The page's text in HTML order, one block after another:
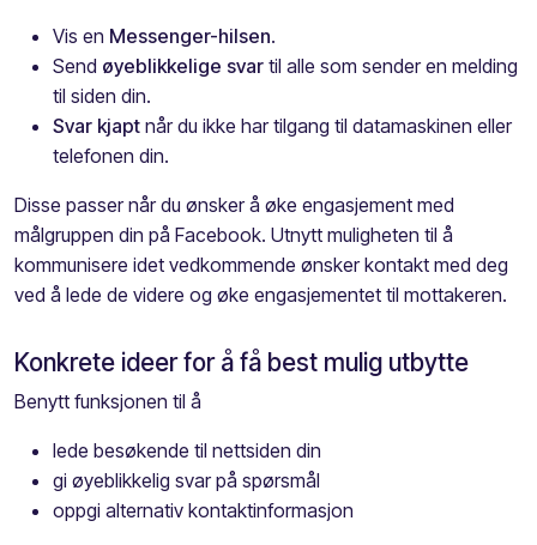
Vis en Messenger-hilsen.
Send øyeblikkelige svar til alle som sender en melding
til siden din.
Svar kjapt når du ikke har tilgang til datamaskinen eller
telefonen din.
Disse passer når du ønsker å øke engasjement med
målgruppen din på Facebook. Utnytt muligheten til å
kommunisere idet vedkommende ønsker kontakt med deg
ved å lede de videre og øke engasjementet til mottakeren.
Konkrete ideer for å få best mulig utbytte
Benytt funksjonen til å
lede besøkende til nettsiden din
gi øyeblikkelig svar på spørsmål
oppgi alternativ kontaktinformasjon